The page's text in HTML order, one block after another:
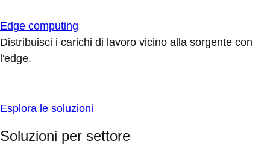
Edge computing
Distribuisci i carichi di lavoro vicino alla sorgente con
l'edge.
Esplora le soluzioni
Soluzioni per settore